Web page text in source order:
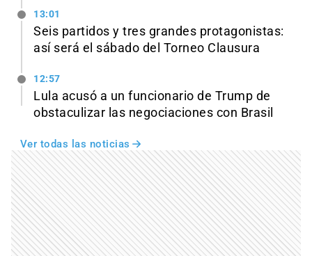
13:01
Seis partidos y tres grandes protagonistas:
así será el sábado del Torneo Clausura
12:57
Lula acusó a un funcionario de Trump de
obstaculizar las negociaciones con Brasil
Ver todas las noticias